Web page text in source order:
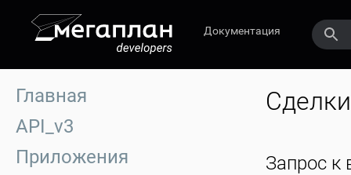
Документация
Главная
API_v3
Приложения
Сделки
Запрос к